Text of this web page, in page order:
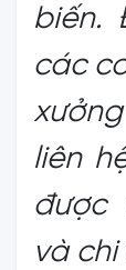
biến.
các
liên
được
và